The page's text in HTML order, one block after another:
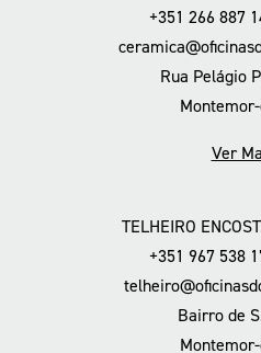
+351 266 887
Rua Pelágio
Ver
TELHEIRO
+351 967 538
Bairro de